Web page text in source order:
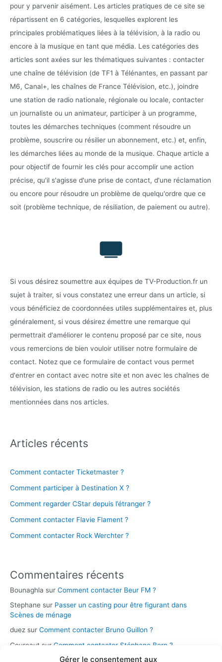
Gérer le consentement aux
pour y parvenir aisément. Les articles pratiques de ce site se
répartissent en 6 catégories, lesquelles explorent les
principales problématiques liées à la télévision, à la radio ou
encore à la musique en tant que média. Les catégories des
articles sont axées sur les thématiques suivantes : contacter
une chaîne de télévision (de TF1 à Télénantes, en passant par
M6, Canal+, les chaînes de France Télévision, etc.), joindre
une station de radio nationale, régionale ou locale, contacter
un journaliste ou un animateur, participer à un programme,
toutes les démarches techniques (comment résoudre un
problème, souscrire ou résilier un abonnement, etc.) et, enfin,
les démarches liées au monde de la musique. Chaque article a
pour objectif de fournir les clés pour accomplir une action
précise, qu'il s'agisse d'une prise de contact, d'une réclamation
ou encore pour résoudre un problème de quelqu'ordre que ce
soit (problème technique, de résiliation, de paiement ou autre).
Si vous désirez soumettre aux équipes de TV-Production.fr un
sujet à traiter, si vous constatez une erreur dans un article, si
vous bénéficiez de coordonnées utiles supplémentaires et, plus
généralement, si vous désirez émettre une remarque qui
permettrait d'améliorer le contenu proposé par ce site, nous
vous remercions de bien vouloir utiliser notre formulaire de
contact. Notez que ce formulaire de contact vous permet
d'entrer en contact avec notre site et non avec les chaînes de
télévision, les stations de radio ou les autres sociétés
mentionnées dans nos articles.
Articles récents
Comment contacter Ticketmaster ?
Comment participer à Destination X ?
Comment regarder CStar depuis l’étranger ?
Comment contacter Flavie Flament ?
Comment contacter Rock Werchter ?
Commentaires récents
Bounaghla sur Comment contacter Beur FM ?
Stephane sur Passer un casting pour être figurant dans
Scènes de ménage
duez sur Comment contacter Bruno Guillon ?
Coureaut sur Comment contacter Stéphane Bern ?
Comment contacter la chaîne Novo 19 ?